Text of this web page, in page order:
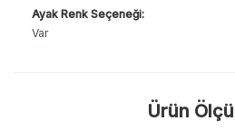
Ayak Renk Seçeneği:
Var
Ürün